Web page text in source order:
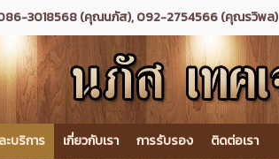
3018568 (คุณนภัส), 092-2754566 (คุณรวิพล)
ะบริการ เกี่ยวกับเรา การรับรอง ติดต่อเรา